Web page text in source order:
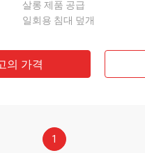
살롱 제품 공급
일회용 침대 덮개
의 가격
1